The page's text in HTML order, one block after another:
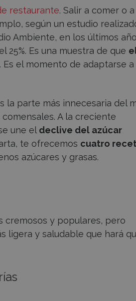
restaurante. Salir a comer o a
según un estudio
Ambiente, en los últimos
Es una muestra de que
. Es el momento de adaptarse a
parte más innecesaria del
A la creciente
une el declive del azúcar
te ofrecemos cuatro
azúcares y grasas.
cremosos y populares, pero
ligera y saludable que hará